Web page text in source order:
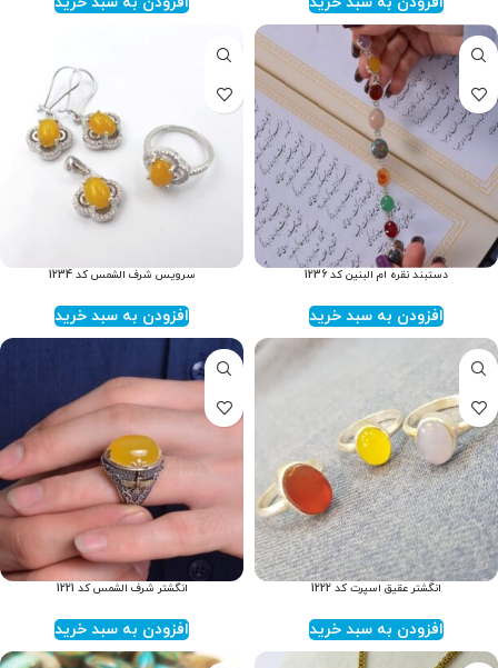
دستبند نقره ام البنین کد 1236
افزودن به سبد خرید
سرویس شرف الشمس کد 1234
افزودن به سبد خرید
انگشتر عقیق اسپرت کد 1222
افزودن به سبد خرید
انگشتر شرف الشمس کد 1221
افزودن به سبد خرید